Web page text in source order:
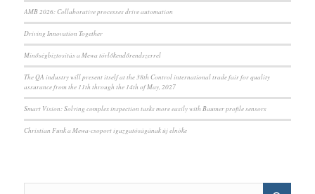
AMB 2026: Collaborative processes drive automation
Driving Innovation Together
Minőségbiztosítás a Mewa törlőkendőrendszerrel
The QA industry will present itself at the 38th Control international trade fair for quality
assurance from the 11th through the 14th of May, 2027
Smart Vision: Solving complex inspection tasks more easily with Baumer profile sensors
Christian Funk a Mewa-csoport igazgatóságának új elnöke